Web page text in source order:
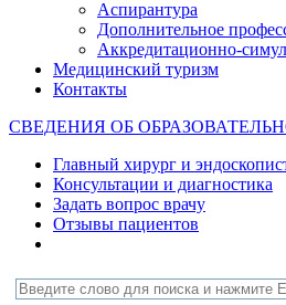
Аспирантура
Дополнительное
Аккредитационно-
Медицинский туризм
Контакты
СВЕДЕНИЯ ОБ
Главный хирург и
Консультации и диагностика
Задать вопрос врачу
Отзывы пациентов